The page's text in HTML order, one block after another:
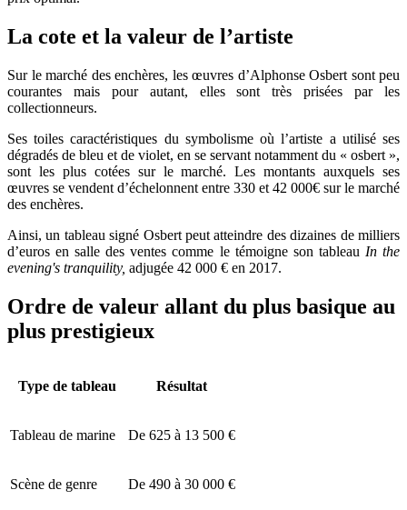
La cote et la valeur de l’artiste
Sur le marché des enchères, les œuvres d’Alphonse Osbert sont peu
courantes mais pour autant, elles sont très prisées par les
collectionneurs.
Ses toiles caractéristiques du symbolisme où l’artiste a utilisé ses
dégradés de bleu et de violet, en se servant notamment du « osbert »,
sont les plus cotées sur le marché. Les montants auxquels ses
œuvres se vendent d’échelonnent entre 330 et 42 000€ sur le marché
des enchères.
Ainsi, un tableau signé Osbert peut atteindre des dizaines de milliers
d’euros en salle des ventes comme le témoigne son tableau In the
evening's tranquility, adjugée 42 000 € en 2017.
Ordre de valeur allant du plus basique au
plus prestigieux
Type de tableau Résultat
Tableau de marine De 625 à 13 500 €
Scène de genre De 490 à 30 000 €